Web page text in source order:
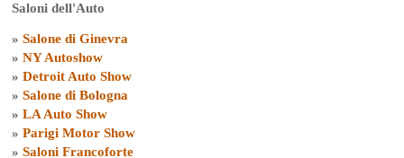
Saloni dell'Auto
» Salone di Ginevra
» NY Autoshow
» Detroit Auto Show
» Salone di Bologna
» LA Auto Show
» Parigi Motor Show
» Saloni Francoforte